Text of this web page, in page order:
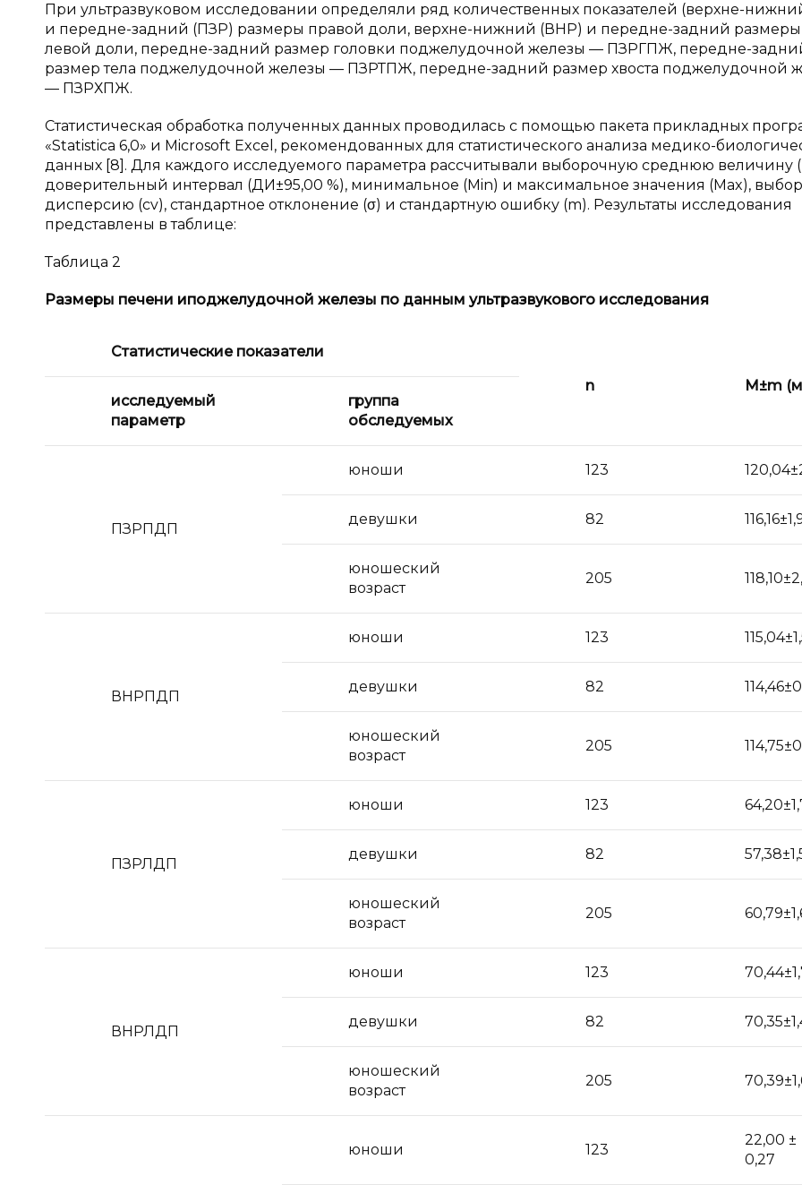
При ультразвуковом исследовании определяли ряд количественных показателей (верхне-
и передне-задний (ПЗР) размеры правой доли, верхне-нижний (ВНР) и передне-задний
левой доли, передне-задний размер головки поджелудочной железы — ПЗРГПЖ, передне-
размер тела поджелудочной железы — ПЗРТПЖ, передне-задний размер хвоста поджелудочной
— ПЗРХПЖ.
Статистическая обработка полученных данных проводилась с помощью пакета прикладных
«Statistica 6,0» и Microsoft Excel, рекомендованных для статистического анализа медико-
данных [8]. Для каждого исследуемого параметра рассчитывали выборочную среднюю величину
доверительный интервал (ДИ±95,00 %), минимальное (Min) и максимальное значения (Max),
дисперсию (cv), стандартное отклонение (σ) и стандартную ошибку (m). Результаты исследования
представлены в таблице:
Таблица 2
Размеры печени иподжелудочной железы по данным ультразвукового исследования
Статистические показатели
n
M±m
исследуемый
параметр
группа
обследуемых
ПЗРПДП
юноши 123
девушки 82
юношеский
возраст
205
ВНРПДП
юноши 123
девушки 82
юношеский
возраст
205
ПЗРЛДП
юноши 123
девушки 82
юношеский
возраст
205
ВНРЛДП
юноши 123
девушки 82
юношеский
возраст
205
юноши 123
22,00 ±
0,27